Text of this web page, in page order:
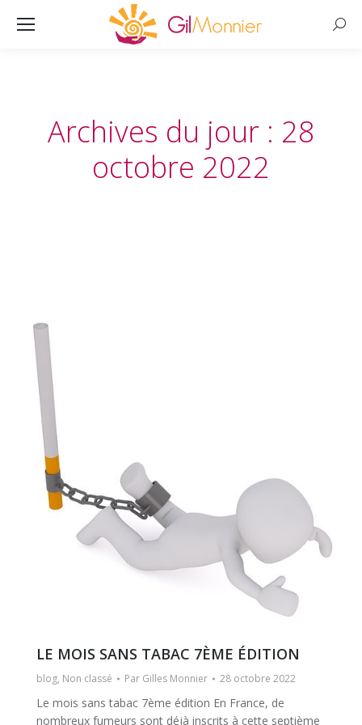
Archives du jour : 28
octobre 2022
LE MOIS SANS TABAC 7ÈME ÉDITION
blog, Non classé Par Gilles Monnier 28 octobre 2022
Le mois sans tabac 7ème édition En France, de
nombreux fumeurs sont déjà inscrits à cette septième